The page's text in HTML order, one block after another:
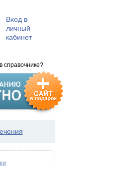
Вход в
личный
кабинет
справочнике?